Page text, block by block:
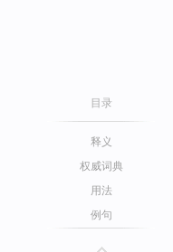
目录
释义
权威词典
用法
例句